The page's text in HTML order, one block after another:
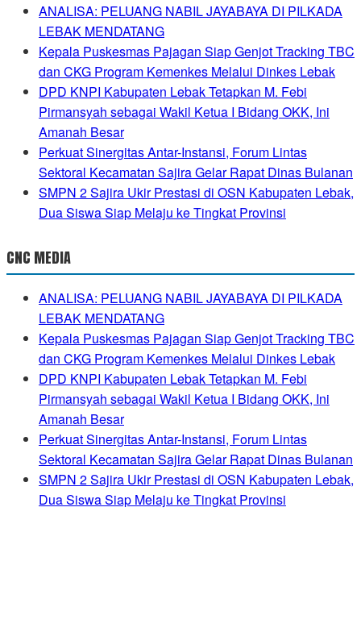
ANALISA: PELUANG NABIL JAYABAYA DI PILKADA
LEBAK MENDATANG
Kepala Puskesmas Pajagan Siap Genjot Tracking TBC
dan CKG Program Kemenkes Melalui Dinkes Lebak
DPD KNPI Kabupaten Lebak Tetapkan M. Febi
Pirmansyah sebagai Wakil Ketua I Bidang OKK, Ini
Amanah Besar
Perkuat Sinergitas Antar-Instansi, Forum Lintas
Sektoral Kecamatan Sajira Gelar Rapat Dinas Bulanan
SMPN 2 Sajira Ukir Prestasi di OSN Kabupaten Lebak,
Dua Siswa Siap Melaju ke Tingkat Provinsi
CNC MEDIA
ANALISA: PELUANG NABIL JAYABAYA DI PILKADA
LEBAK MENDATANG
Kepala Puskesmas Pajagan Siap Genjot Tracking TBC
dan CKG Program Kemenkes Melalui Dinkes Lebak
DPD KNPI Kabupaten Lebak Tetapkan M. Febi
Pirmansyah sebagai Wakil Ketua I Bidang OKK, Ini
Amanah Besar
Perkuat Sinergitas Antar-Instansi, Forum Lintas
Sektoral Kecamatan Sajira Gelar Rapat Dinas Bulanan
SMPN 2 Sajira Ukir Prestasi di OSN Kabupaten Lebak,
Dua Siswa Siap Melaju ke Tingkat Provinsi